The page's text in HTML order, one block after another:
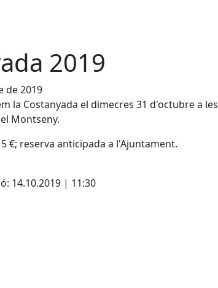
2019
de 2019
la Costanyada el dimecres 31 d'octubre a les
Montseny.
€; reserva anticipada a l'Ajuntament.
14.10.2019 | 11:30